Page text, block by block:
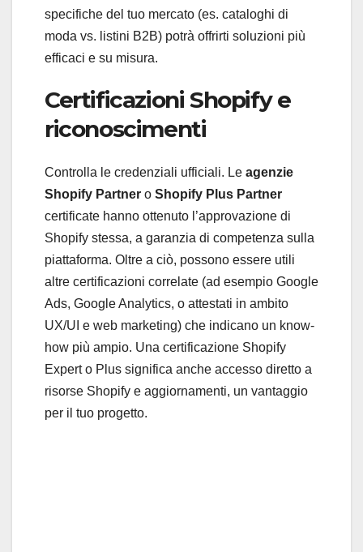
specifiche del tuo mercato (es. cataloghi di
moda vs. listini B2B) potrà offrirti soluzioni più
efficaci e su misura.
Certificazioni Shopify e
riconoscimenti
Controlla le credenziali ufficiali. Le agenzie
Shopify Partner o Shopify Plus Partner
certificate hanno ottenuto l’approvazione di
Shopify stessa, a garanzia di competenza sulla
piattaforma. Oltre a ciò, possono essere utili
altre certificazioni correlate (ad esempio Google
Ads, Google Analytics, o attestati in ambito
UX/UI e web marketing) che indicano un know-
how più ampio. Una certificazione Shopify
Expert o Plus significa anche accesso diretto a
risorse Shopify e aggiornamenti, un vantaggio
per il tuo progetto.